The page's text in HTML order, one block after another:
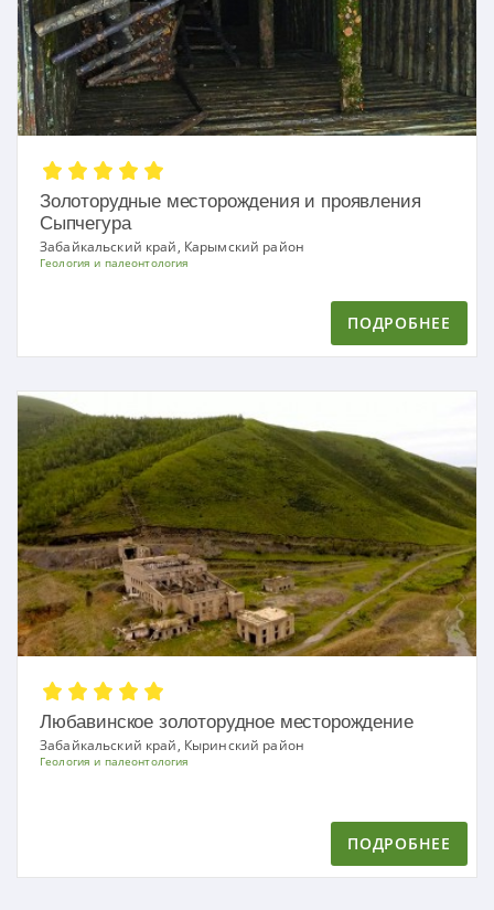
Золоторудные месторождения и проявления
Сыпчегура
Забайкальский край, Карымский район
Геология и палеонтология
ПОДРОБНЕЕ
Любавинское золоторудное месторождение
Забайкальский край, Кыринский район
Геология и палеонтология
ПОДРОБНЕЕ